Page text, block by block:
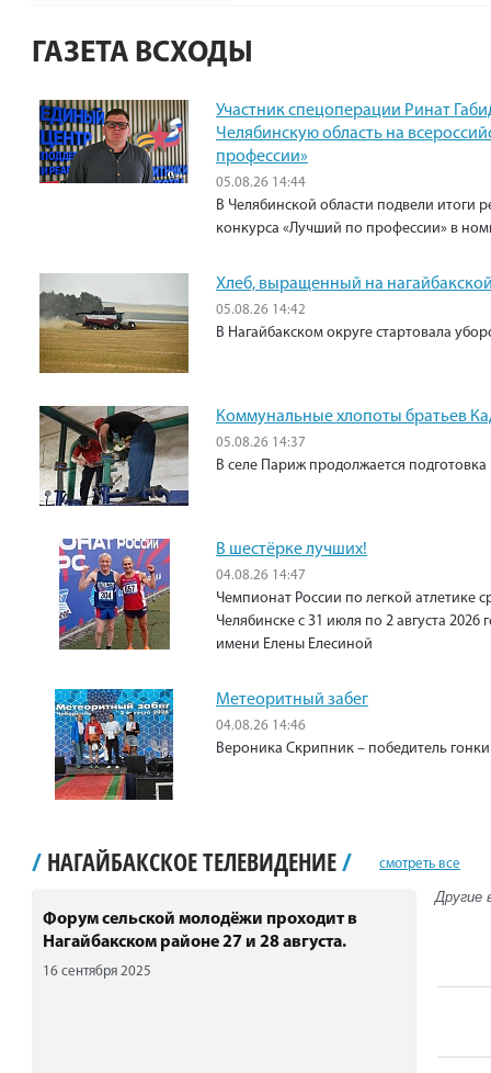
ГАЗЕТА ВСХОДЫ
Участник спецоперации Ринат
Челябинскую область на
профессии»
05.08.26 14:44
В Челябинской области подвели итоги
конкурса «Лучший по профессии» в
Хлеб, выращенный на
05.08.26 14:42
В Нагайбакском округе стартовала
Коммунальные хлопоты братьев
05.08.26 14:37
В селе Париж продолжается подготовка
В шестёрке лучших!
04.08.26 14:47
Чемпионат России по легкой атлетике
Челябинске с 31 июля по 2 августа 2026
имени Елены Елесиной
Метеоритный забег
04.08.26 14:46
Вероника Скрипник – победитель
/ НАГАЙБАКСКОЕ ТЕЛЕВИДЕНИЕ/ смотреть все
Форум сельской молодёжи проходит в
Нагайбакском районе 27 и 28 августа.
16 сентября 2025
Другие